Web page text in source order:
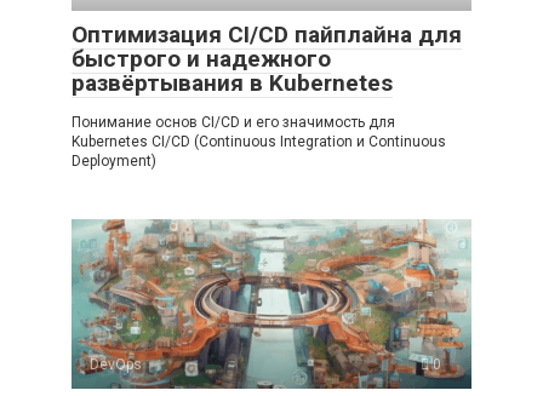
Оптимизация CI/CD пайплайна для
быстрого и надежного
развёртывания в Kubernetes
Понимание основ CI/CD и его значимость для
Kubernetes CI/CD (Continuous Integration и Continuous
Deployment)
DevOps 0